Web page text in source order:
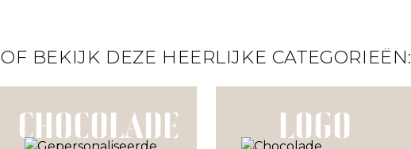
OF BEKIJK DEZE HEERLIJKE CATEGORIEËN:
CHOCOLADE LOGO